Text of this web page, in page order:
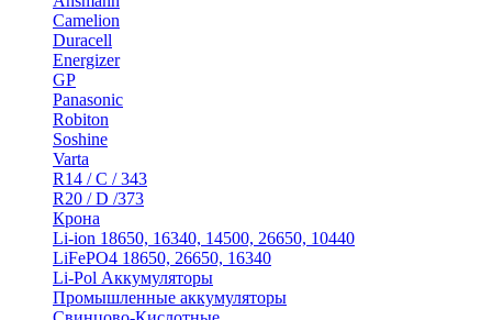
Camelion
Duracell
Energizer
GP
Panasonic
Robiton
Soshine
Varta
R14 / C / 343
R20 / D /373
Крона
Li-ion 18650, 16340, 14500, 26650, 10440
LiFePO4 18650, 26650, 16340
Li-Pol Аккумуляторы
Промышленные аккумуляторы